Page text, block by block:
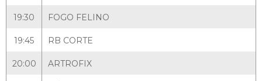
19:30 FOGO FELINO
19:45 RB CORTE
20:00 ARTROFIX